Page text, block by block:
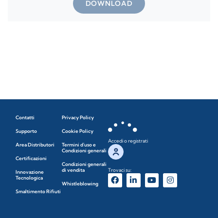
DOWNLOAD
Contatti
Supporto
Area Distributori
Certificazioni
Innovazione
Tecnologica
Smaltimento Rifiuti
Privacy Policy
Cookie Policy
Termini d'uso e
Condizioni generali
Condizioni generali
di vendita
Whistleblowing
Accedi o registrati
Trovaci su: